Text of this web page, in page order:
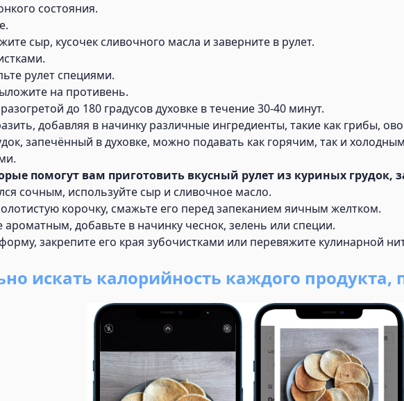
состояния.
сыр, кусочек сливочного масла и заверните в рулет.
рулет специями.
на противень.
до 180 градусов духовке в течение 30-40 минут.
добавляя в начинку различные ингредиенты, такие как грибы,
запечённый в духовке, можно подавать как горячим, так и
помогут вам приготовить вкусный рулет из куриных грудок,
сочным, используйте сыр и сливочное масло.
корочку, смажьте его перед запеканием яичным желтком.
добавьте в начинку чеснок, зелень или специи.
закрепите его края зубочистками или перевяжите кулинарной
искать калорийность каждого продукта,